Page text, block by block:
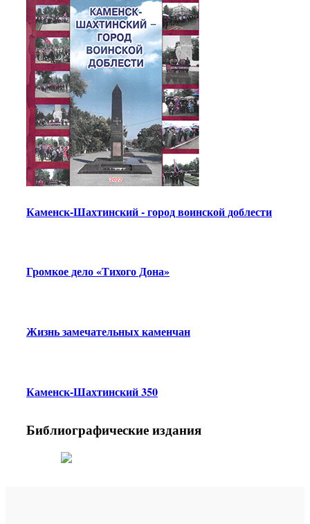
Каменск-Шахтинский - город воинской доблести
Громкое дело «Тихого Дона»
Жизнь замечательных каменчан
Каменск-Шахтинский 350
Библиографические издания